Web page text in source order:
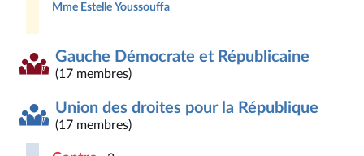
Mme Estelle Youssouffa
Gauche Démocrate et Républicaine
(17 membres)
Union des droites pour la République
(17 membres)